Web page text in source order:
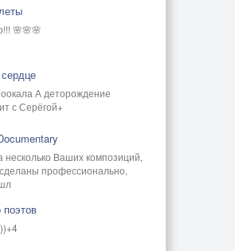
🌸🌸🌸
А деторождение
с Серёгой+
несколько Ваших композиций,
профессионально,
поэтов